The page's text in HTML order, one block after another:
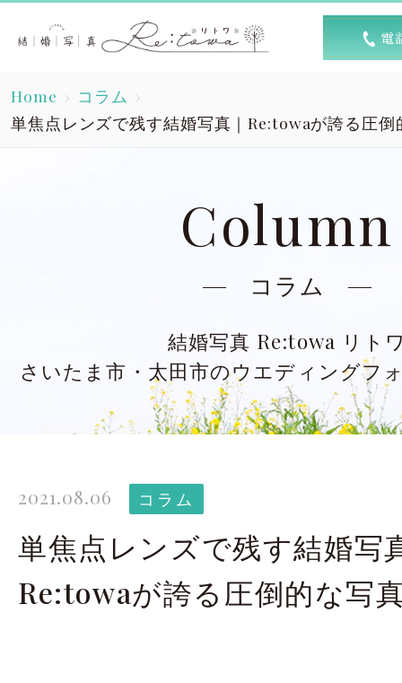
トップ
Top
洋装スタジオ
和装スタジオ
Kimono studio
太田店ギャラリー 大宮
ドレス＆着物
LINEで予約・相
Home
コラム
単焦点レンズで残す結婚写真｜Re:towaが誇る圧
Column
コラム
結婚写真 Re:towa リト
さいたま市・太田市のウエディングフ
2021.08.06 コラム
単焦点レンズで残す結婚写
Re:towaが誇る圧倒的な写